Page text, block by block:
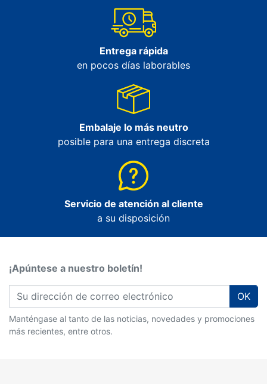
Entrega rápida
en pocos días laborables
Embalaje lo más neutro
posible para una entrega discreta
Servicio de atención al cliente
a su disposición
¡Apúntese a nuestro boletín!
OK
Manténgase al tanto de las noticias, novedades y promociones
más recientes, entre otros.